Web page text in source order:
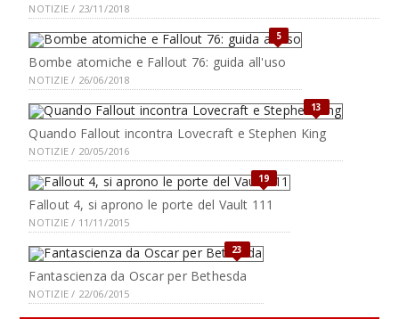
NOTIZIE / 23/11/2018
5
Bombe atomiche e Fallout 76: guida all'uso
NOTIZIE / 26/06/2018
13
Quando Fallout incontra Lovecraft e Stephen King
NOTIZIE / 20/05/2016
19
Fallout 4, si aprono le porte del Vault 111
NOTIZIE / 11/11/2015
23
Fantascienza da Oscar per Bethesda
NOTIZIE / 22/06/2015